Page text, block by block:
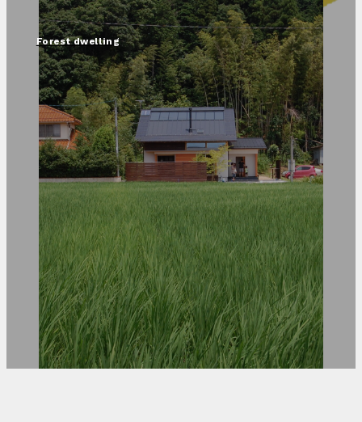
Forest dwelling